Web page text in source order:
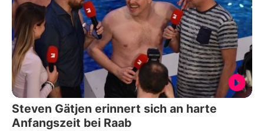
Steven Gätjen erinnert sich an harte
Anfangszeit bei Raab